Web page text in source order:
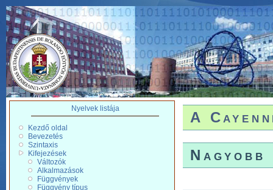
Nyelvek listája
Kezdő oldal
Bevezetés
Szintaxis
Kifejezések
Változók
Alkalmazások
Függvények
Függvény típus
A